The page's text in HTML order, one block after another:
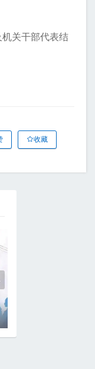
关干部代表结
收藏